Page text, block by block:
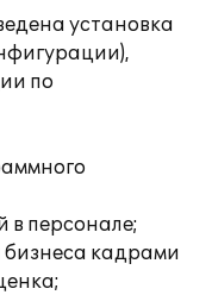
установка
по
в персонале;
бизнеса кадрами